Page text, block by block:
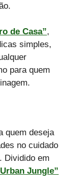
de Casa”,
simples,
para quem
quem deseja
no cuidado
Dividido em
Jungle”